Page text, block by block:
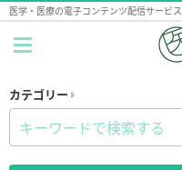
医学・医療の電子コンテンツ配信サービス
カテゴリー